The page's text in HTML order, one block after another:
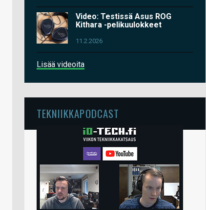
Video: Testissä Asus ROG
Kithara -pelikuulokkeet
11.2.2026
Lisää videoita
TEKNIIKKAPODCAST